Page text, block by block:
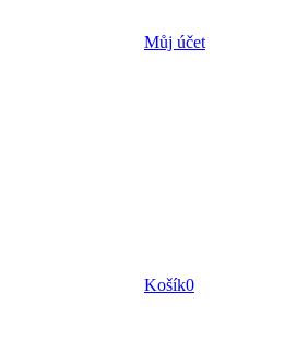
Můj účet
Košík0